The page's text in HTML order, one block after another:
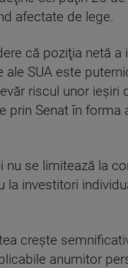
afectate de lege.
că poziţia netă a
ale SUA este
riscul unor ieşiri
prin Senat în forma
nu se limitează la
la investitori
creşte
anumitor